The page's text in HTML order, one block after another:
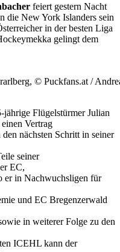
feiert gestern Nacht
die New York Islanders sein
in der besten Liga
gelingt dem
© Puckfans.at /
jährige Flügelstürmer Julian
Vertrag
nächsten Schritt in seiner
seiner
EC,
er in Nachwuchsligen für
und EC Bregenzerwald
in weiterer Folge zu den
ICEHL kann der